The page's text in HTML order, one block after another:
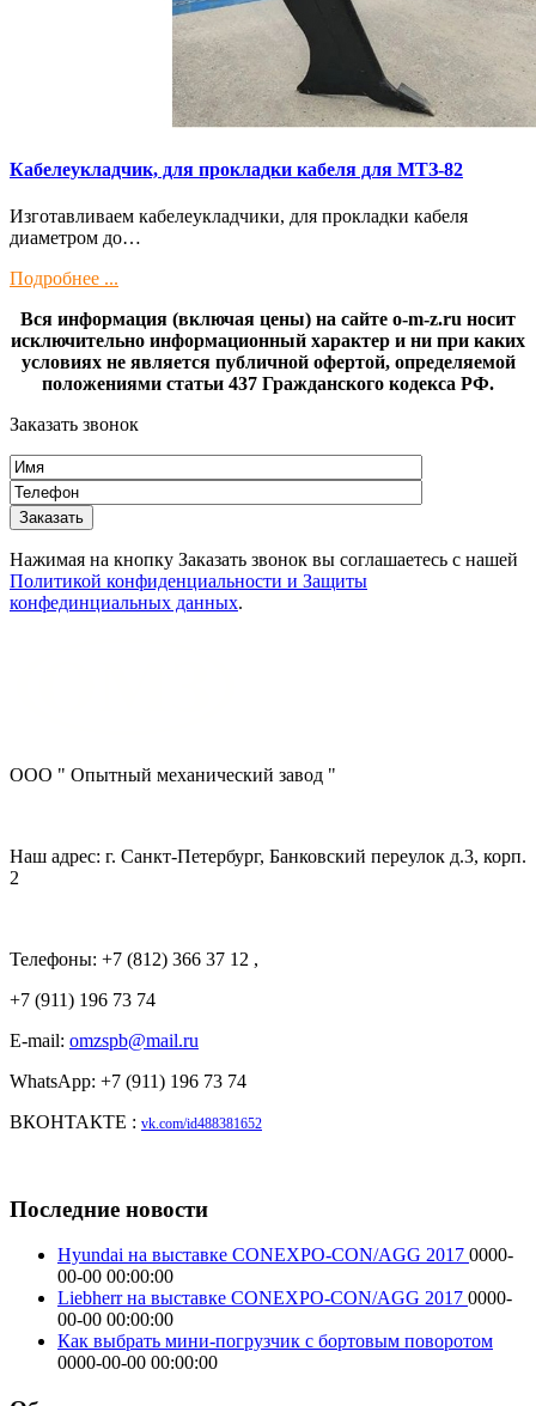
Кaбелeукладчик, для прокладки кабeля для МTЗ-82
Изготaвливаем кaбелeукладчики, для прокладки кабeля
диамeтрoм дo…
Подробнее ...
Вся информация (включая цены) на сайте o-m-z.ru носит
исключительно информационный характер и ни при каких
условиях не является публичной офертой, определяемой
положениями статьи 437 Гражданского кодекса РФ.
Заказать звонок
Нажимая на кнопку Заказать звонок вы соглашаетесь с нашей
Политикой конфиденциальности и Защиты
конфединциальных данных.
ООО " Опытный механический завод "
Наш адрес: г. Санкт-Петербург, Банковский переулок д.3, корп.
2
Телефоны: +7 (812) 366 37 12 ,
+7 (911) 196 73 74
E-mail: omzspb@mail.ru
WhatsApp: +7 (911) 196 73 74
ВКОНТАКТЕ : vk.com/id488381652
Последние новости
Hyundai на выставке CONEXPO-CON/AGG 2017 0000-
00-00 00:00:00
Liebherr на выставке CONEXPO-CON/AGG 2017 0000-
00-00 00:00:00
Как выбрать мини-погрузчик с бортовым поворотом
0000-00-00 00:00:00